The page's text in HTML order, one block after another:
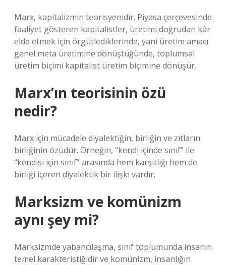
Marx, kapitalizmin teorisyenidir. Piyasa çerçevesinde
faaliyet gösteren kapitalistler, üretimi doğrudan kâr
elde etmek için örgütlediklerinde, yani üretim amacı
genel meta üretimine dönüştüğünde, toplumsal
üretim biçimi kapitalist üretim biçimine dönüşür.
Marx’ın teorisinin özü
nedir?
Marx için mücadele diyalektiğin, birliğin ve zıtların
birliğinin özüdür. Örneğin, “kendi içinde sınıf” ile
“kendisi için sınıf” arasında hem karşıtlığı hem de
birliği içeren diyalektik bir ilişki vardır.
Marksizm ve komünizm
aynı şey mi?
Marksizmde yabancılaşma, sınıf toplumunda insanın
temel karakteristiğidir ve komünizm, insanlığın